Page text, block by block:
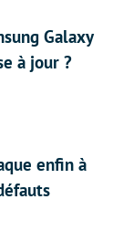
Galaxy
à jour ?
enfin à